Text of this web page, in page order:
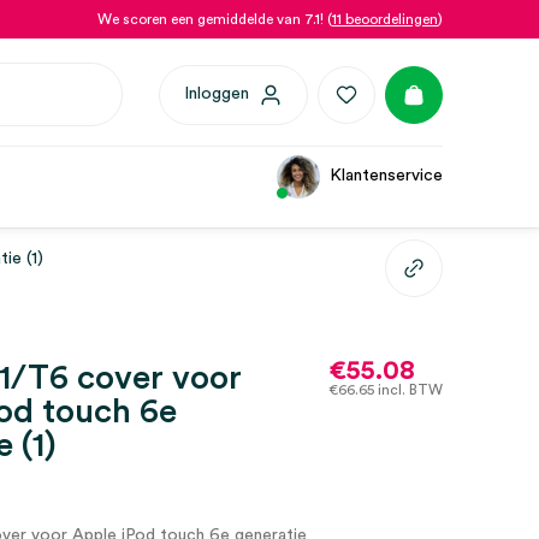
We scoren een gemiddelde van 7.1! (11 beoordelingen)
Inloggen
Klantenservice
(1)
T6 cover voor
touch 6e
(1)
€55.08
€66.65 incl. BTW
voor Apple iPod touch 6e generatie